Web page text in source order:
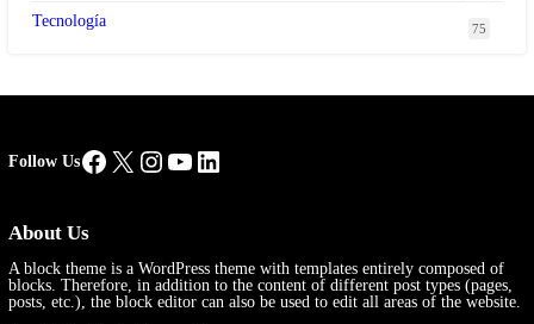
Tecnología 75
Follow UsFacebook
X Instagram
YouTube
LinkedIn
About Us
A block theme is a WordPress theme with templates entirely composed of
blocks. Therefore, in addition to the content of different post types (pages,
posts, etc.), the block editor can also be used to edit all areas of the website.